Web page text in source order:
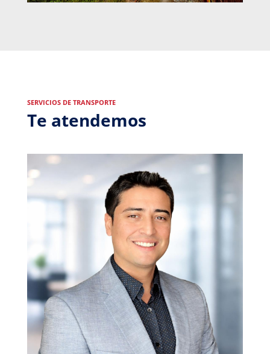
SERVICIOS DE TRANSPORTE
Te atendemos